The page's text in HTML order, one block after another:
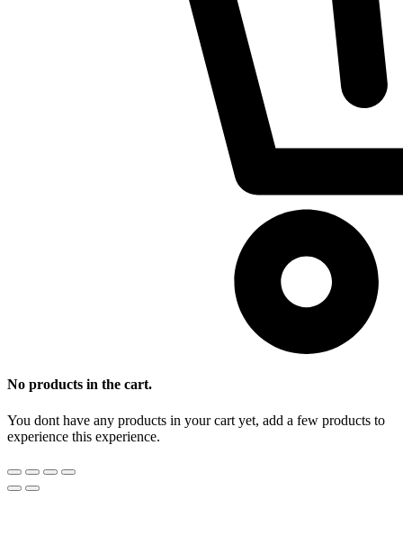
No products in the cart.
You dont have any products in your cart yet, add a few products to
experience this experience.